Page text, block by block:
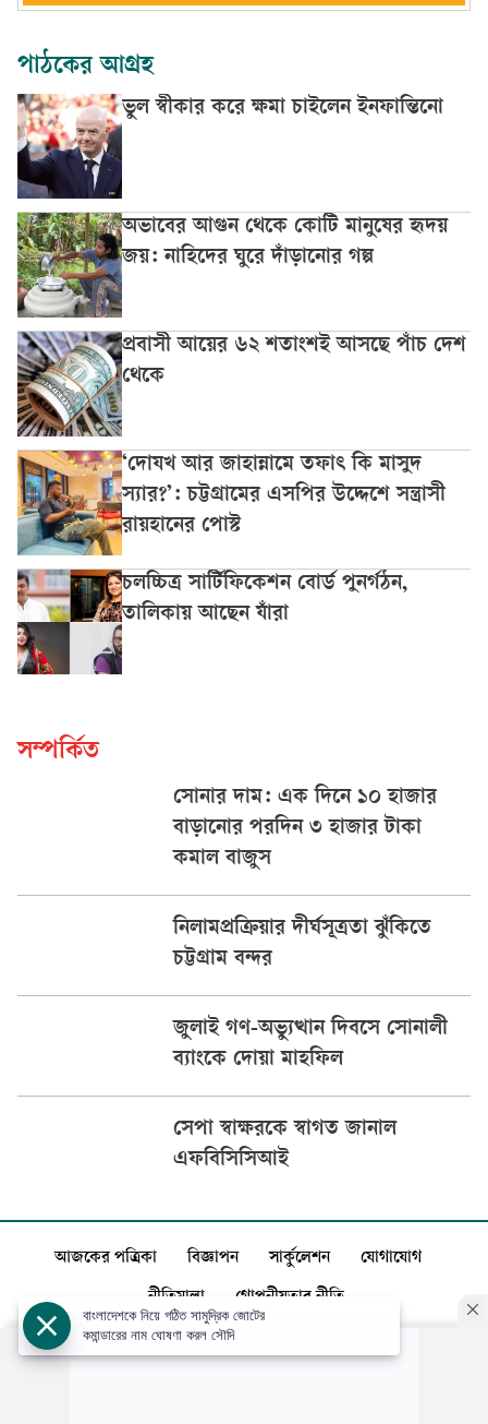
পাঠকের আগ্রহ
ভুল স্বীকার করে ক্ষমা চাইলেন ইনফান্তিনো
অভাবের আগুন থেকে কোটি মানুষের হৃদয়
জয়: নাহিদের ঘুরে দাঁড়ানোর গল্প
প্রবাসী আয়ের ৬২ শতাংশই আসছে পাঁচ দেশ
থেকে
‘দোযখ আর জাহান্নামে তফাৎ কি মাসুদ
স্যার?’: চট্টগ্রামের এসপির উদ্দেশে সন্ত্রাসী
রায়হানের পোস্ট
চলচ্চিত্র সার্টিফিকেশন বোর্ড পুনর্গঠন,
তালিকায় আছেন যাঁরা
সম্পর্কিত
সোনার দাম: এক দিনে ১০ হাজার
বাড়ানোর পরদিন ৩ হাজার টাকা
কমাল বাজুস
নিলামপ্রক্রিয়ার দীর্ঘসূত্রতা ঝুঁকিতে
চট্টগ্রাম বন্দর
জুলাই গণ-অভ্যুত্থান দিবসে সোনালী
ব্যাংকে দোয়া মাহফিল
সেপা স্বাক্ষরকে স্বাগত জানাল
এফবিসিসিআই
আজকের পত্রিকা বিজ্ঞাপন সার্কুলেশন যোগাযোগ
নীতিমালা গোপনীয়তার নীতি
বাংলাদেশকে নিয়ে গঠিত সামুদ্রিক জোটের
কমান্ডারের নাম ঘোষণা করল সৌদি